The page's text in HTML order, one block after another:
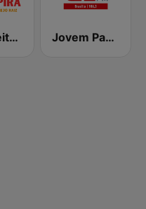
Rádio Jeito Caipira Sertanejo Raiz Jovem Pan FM Brasília